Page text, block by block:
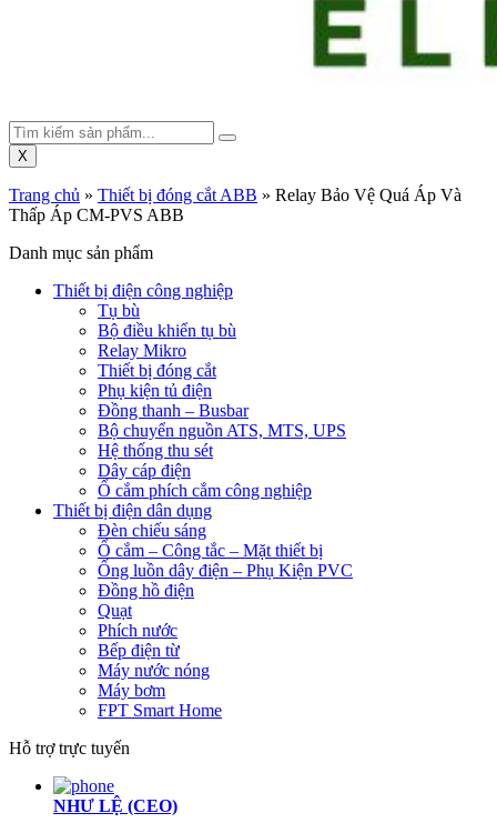
X
Trang chủ » Thiết bị đóng cắt ABB » Relay Bảo Vệ Quá Áp Và
Thấp Áp CM-PVS ABB
Danh mục sản phẩm
Thiết bị điện công nghiệp
Tụ bù
Bộ điều khiển tụ bù
Relay Mikro
Thiết bị đóng cắt
Phụ kiện tủ điện
Đồng thanh – Busbar
Bộ chuyển nguồn ATS, MTS, UPS
Hệ thống thu sét
Dây cáp điện
Ổ cắm phích cắm công nghiệp
Thiết bị điện dân dụng
Đèn chiếu sáng
Ổ cắm – Công tắc – Mặt thiết bị
Ống luồn dây điện – Phụ Kiện PVC
Đồng hồ điện
Quạt
Phích nước
Bếp điện từ
Máy nước nóng
Máy bơm
FPT Smart Home
Hỗ trợ trực tuyến
NHƯ LỆ (CEO)